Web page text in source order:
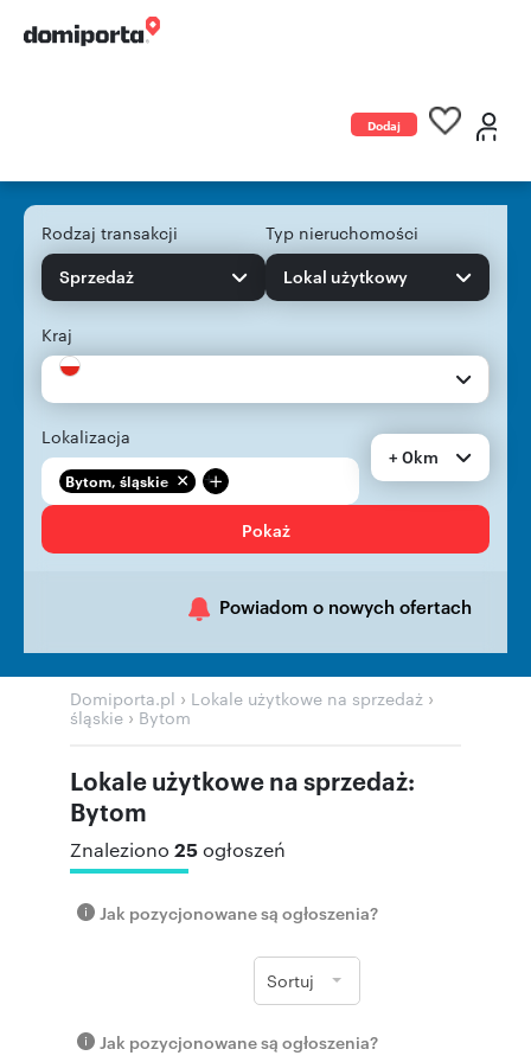
Dodaj
Rodzaj transakcji
Sprzedaż
Typ nieruchomości
Lokal użytkowy
Kraj
Lokalizacja
Bytom, śląskie +
+ 0km
Pokaż
Powiadom o nowych ofertach
Domiporta.pl › Lokale użytkowe na sprzedaż ›
śląskie › Bytom
Lokale użytkowe na sprzedaż:
Bytom
Znaleziono 25ogłoszeń
Jak pozycjonowane są ogłoszenia?
Sortuj
Jak pozycjonowane są ogłoszenia?